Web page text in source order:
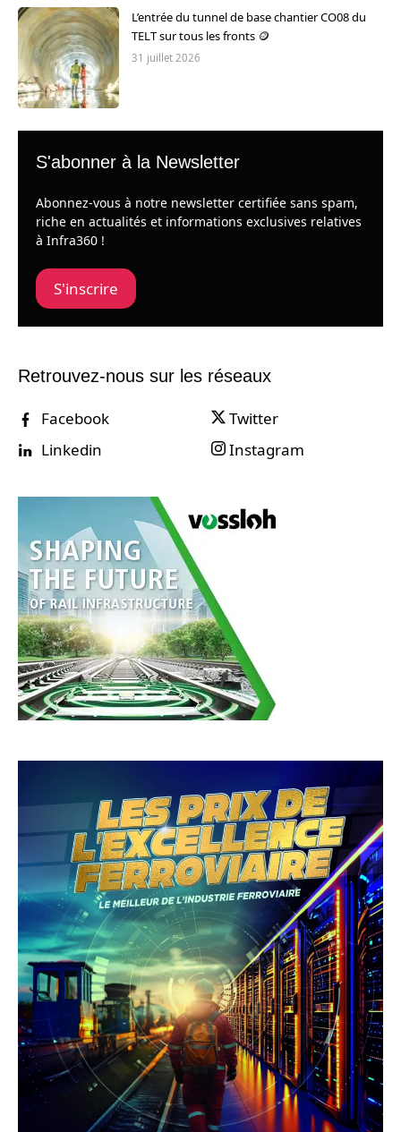
L’entrée du tunnel de base chantier CO08 du
TELT sur tous les fronts 🪙
31 juillet 2026
S'abonner à la Newsletter
Abonnez-vous à notre newsletter certifiée sans spam,
riche en actualités et informations exclusives relatives
à Infra360 !
S'inscrire
Retrouvez-nous sur les réseaux
Facebook
Twitter
Linkedin
Instagram